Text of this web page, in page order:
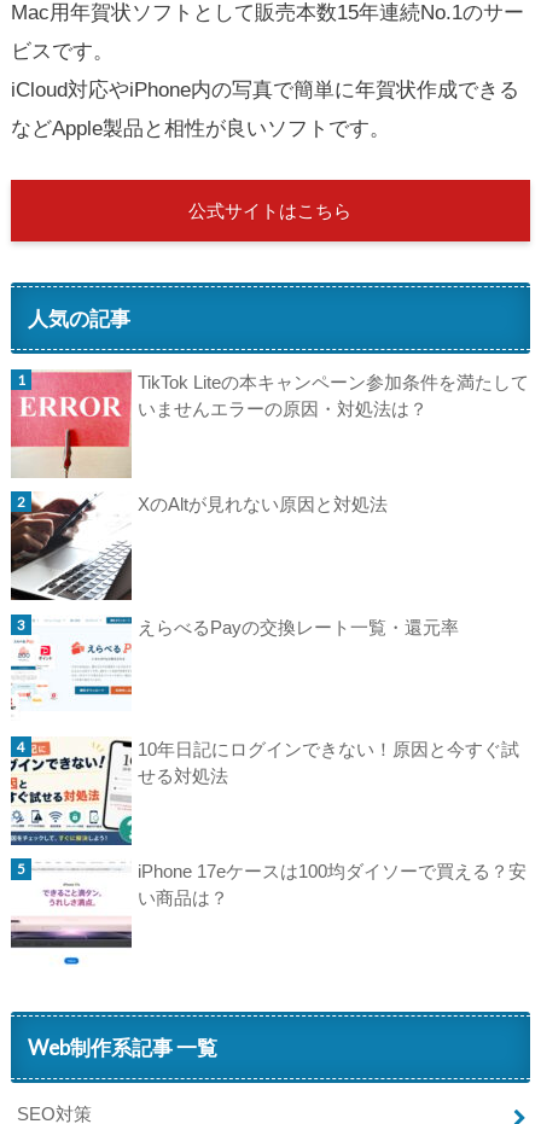
Mac用年賀状ソフトとして販売本数15年連続No.1のサー
ビスです。
iCloud対応やiPhone内の写真で簡単に年賀状作成できる
などApple製品と相性が良いソフトです。
公式サイトはこちら
人気の記事
TikTok Liteの本キャンペーン参加条件を満たして
いませんエラーの原因・対処法は？
XのAltが見れない原因と対処法
えらべるPayの交換レート一覧・還元率
10年日記にログインできない！原因と今すぐ試
せる対処法
iPhone 17eケースは100均ダイソーで買える？安
い商品は？
Web制作系記事 一覧
SEO対策